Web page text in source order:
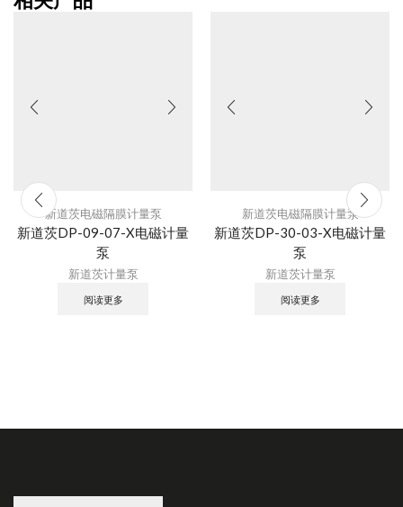
新道茨电磁隔膜计量泵
新道茨DP-09-07-X电磁计量
泵
新道茨计量泵
阅读更多
新道茨电磁隔膜计量泵
新道茨DP-30-03-X电磁计量
泵
新道茨计量泵
阅读更多